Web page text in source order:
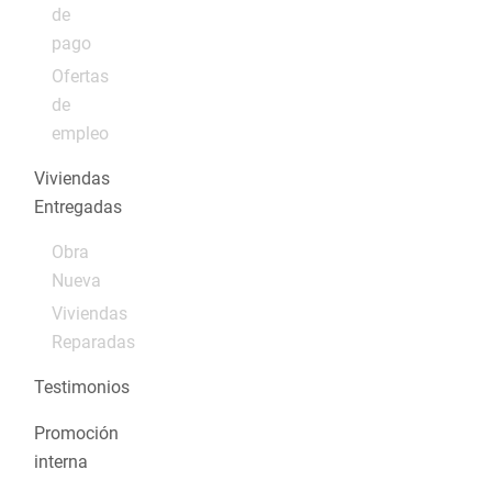
de
pago
Ofertas
de
empleo
Viviendas
Entregadas
Obra
Nueva
Viviendas
Reparadas
Testimonios
Promoción
interna